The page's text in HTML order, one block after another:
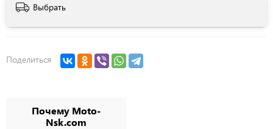
Выбрать
Поделиться
Почему Moto-
Nsk.com